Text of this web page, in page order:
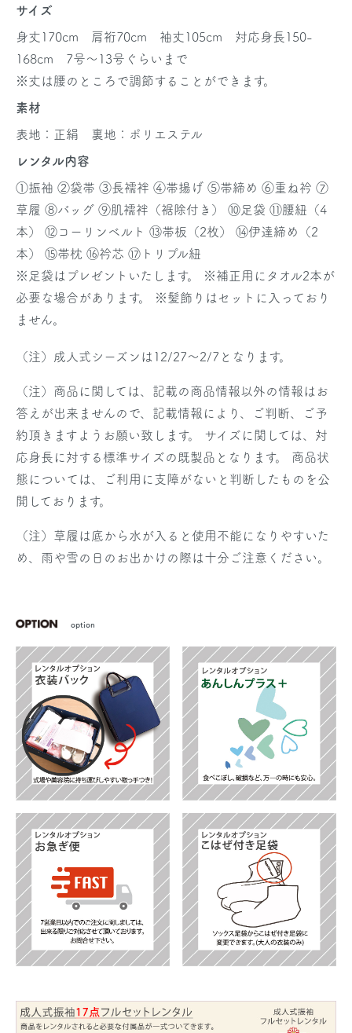
サイズ
身丈170cm 肩裄70cm 袖丈105cm 対応身長150-
168cm 7号～13号ぐらいまで
※丈は腰のところで調節することができます。
素材
表地：正絹 裏地：ポリエステル
レンタル内容
①振袖 ②袋帯 ③長襦袢 ④帯揚げ ⑤帯締め ⑥重ね衿 ⑦
草履 ⑧バッグ ⑨肌襦袢（裾除付き） ⑩足袋 ⑪腰紐（4
本） ⑫コーリンベルト ⑬帯板（2枚） ⑭伊達締め（2
本） ⑮帯枕 ⑯衿芯 ⑰トリプル紐
※足袋はプレゼントいたします。
※補正用にタオル2本が
必要な場合があります。
※髪飾りはセットに入っており
ません。
（注）成人式シーズンは12/27～2/7となります。
（注）商品に関しては、記載の商品情報以外の情報はお
答えが出来ませんので、記載情報により、ご判断、ご予
約頂きますようお願い致します。 サイズに関しては、対
応身長に対する標準サイズの既製品となります。 商品状
態については、ご利用に支障がないと判断したものを公
開しております。
（注）草履は底から水が入ると使用不能になりやすいた
め、雨や雪の日のお出かけの際は十分ご注意ください。
option